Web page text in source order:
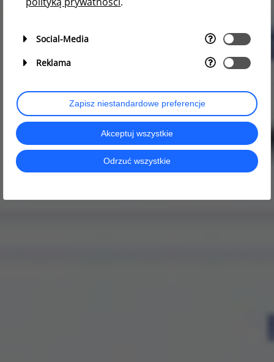
Social-Media
Reklama
Zapisz niestandardowe preferencje
Akceptuj wszystkie
Odrzuć wszystkie